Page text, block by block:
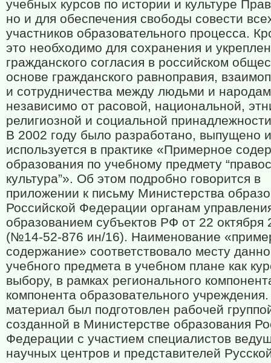
учебных курсов по истории и культуре
но и для обеспечения свободы совести
участников образовательного процесса.
это необходимо для сохранения и
гражданского согласия в российском
основе гражданского равноправия,
и сотрудничества между людьми и
независимо от расовой, национальной,
религиозной и социальной
В 2002 году было разработано, выпущено и
используется в практике «Примерное
образования по учебному предмету
культура”». Об этом подробно говорится в
приложении к письму Министерства
Российской Федерации органам
образованием субъектов РФ от 22 октября
(№14-52-876 ин/16). Наименование
содержание» соответствовало месту
учебного предмета в учебном плане как
выбору, в рамках регионального
компонента образовательного
материал был подготовлен рабочей
созданной в Министерстве образования
Федерации с участием специалистов
научных центров и представителей